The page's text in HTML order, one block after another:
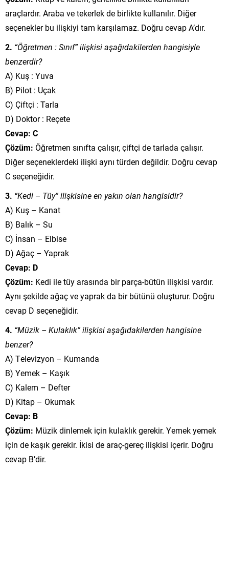
araçlardır. Araba ve tekerlek de birlikte kullanılır. Diğer
seçenekler bu ilişkiyi tam karşılamaz. Doğru cevap A’dır.
2. “Öğretmen : Sınıf” ilişkisi aşağıdakilerden hangisiyle
benzerdir?
A) Kuş : Yuva
B) Pilot : Uçak
C) Çiftçi : Tarla
D) Doktor : Reçete
Cevap: C
Çözüm: Öğretmen sınıfta çalışır, çiftçi de tarlada çalışır.
Diğer seçeneklerdeki ilişki aynı türden değildir. Doğru cevap
C seçeneğidir.
3. “Kedi – Tüy” ilişkisine en yakın olan hangisidir?
A) Kuş – Kanat
B) Balık – Su
C) İnsan – Elbise
D) Ağaç – Yaprak
Cevap: D
Çözüm: Kedi ile tüy arasında bir parça-bütün ilişkisi vardır.
Aynı şekilde ağaç ve yaprak da bir bütünü oluşturur. Doğru
cevap D seçeneğidir.
4. “Müzik – Kulaklık” ilişkisi aşağıdakilerden hangisine
benzer?
A) Televizyon – Kumanda
B) Yemek – Kaşık
C) Kalem – Defter
D) Kitap – Okumak
Cevap: B
Çözüm: Müzik dinlemek için kulaklık gerekir. Yemek yemek
için de kaşık gerekir. İkisi de araç-gereç ilişkisi içerir. Doğru
cevap B’dir.